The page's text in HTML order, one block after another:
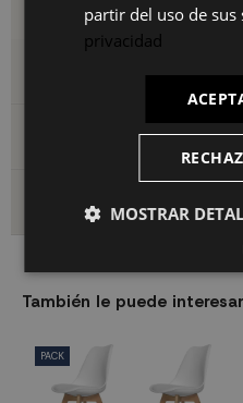
Detalles del producto
Archivos adjuntos
Envío y devoluciones
También le puede interesar
PACK
partir del uso de sus
privacidad
MOSTRAR